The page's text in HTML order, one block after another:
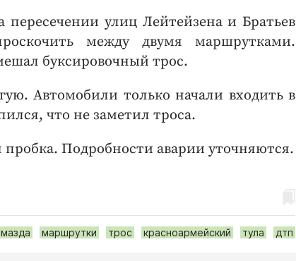
улиц Лейтейзена и Братьев
между двумя маршрутками.
буксировочный трос.
Автомобили только начали входить в
что не заметил троса.
пробка. Подробности аварии уточняются.
мазда маршрутки трос красноармейский тула дтп